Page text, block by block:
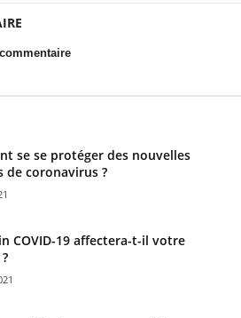
se se protéger des nouvelles
de coronavirus ?
COVID-19 affectera-t-il votre